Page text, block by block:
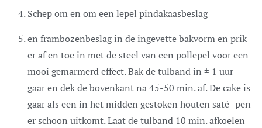
Schep om en om een lepel pindakaasbeslag
en frambozenbeslag in de ingevette bakvorm en prik
er af en toe in met de steel van een pollepel voor een
mooi gemarmerd effect. Bak de tulband in ± 1 uur
gaar en dek de bovenkant na 45-50 min. af. De cake is
gaar als een in het midden gestoken houten saté- pen
er schoon uitkomt. Laat de tulband 10 min. afkoelen